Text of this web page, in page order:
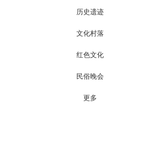
历史遗迹
文化村落
红色文化
民俗晚会
更多